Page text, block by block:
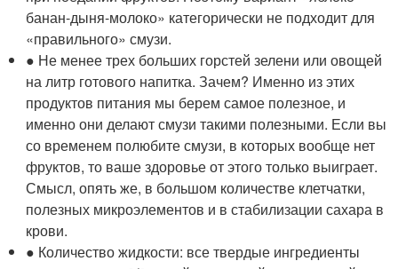
банан-дыня-молоко» категорически не подходит для
«правильного» смузи.
● Не менее трех больших горстей зелени или овощей
на литр готового напитка. Зачем? Именно из этих
продуктов питания мы берем самое полезное, и
именно они делают смузи такими полезными. Если вы
со временем полюбите смузи, в которых вообще нет
фруктов, то ваше здоровье от этого только выиграет.
Смысл, опять же, в большом количестве клетчатки,
полезных микроэлементов и в стабилизации сахара в
крови.
● Количество жидкости: все твердые ингредиенты